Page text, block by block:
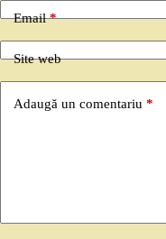
Email*
Site web
Adaugă un comentariu *